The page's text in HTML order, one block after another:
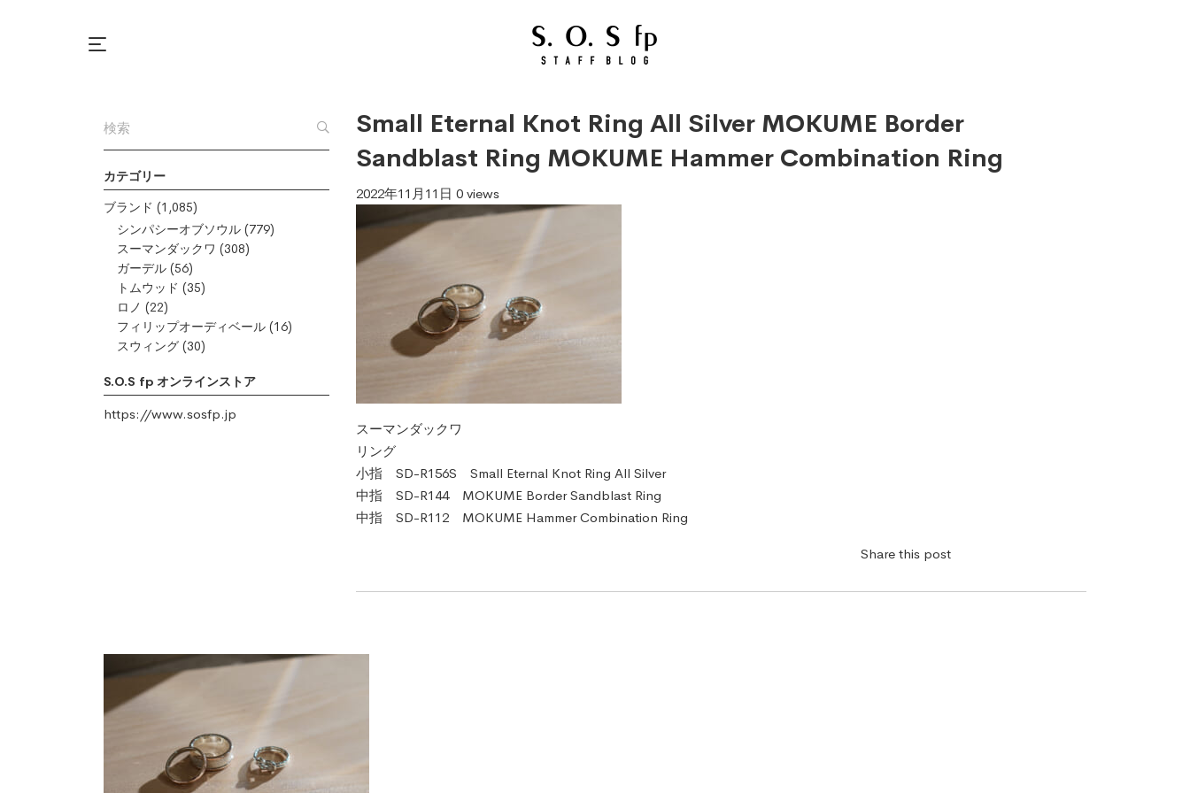
カテゴリー
ブランド (1,085)
シンパシーオブソウル (779)
スーマンダックワ (308)
ガーデル (56)
トムウッド (35)
ロノ (22)
フィリップオーディベール (16)
スウィング (30)
S.O.S fp オンラインストア
https://www.sosfp.jp
Small Eternal Knot Ring All Silver MOKUME Border
Sandblast Ring MOKUME Hammer Combination Ring
2022年11月11日 0 views
スーマンダックワ
リング
小指 SD-R156S Small Eternal Knot Ring All Silver
中指 SD-R144 MOKUME Border Sandblast Ring
中指 SD-R112 MOKUME Hammer Combination Ring
Share this post